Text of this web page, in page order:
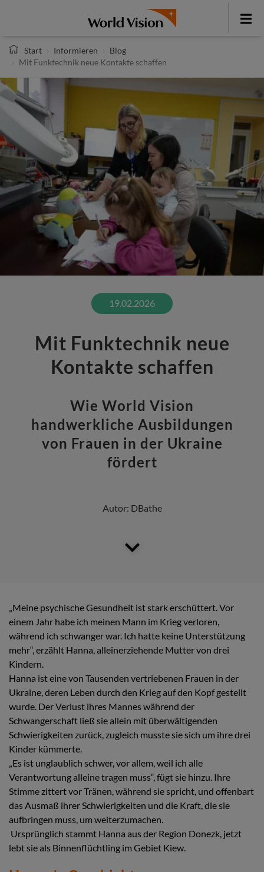
Toggle
Start
Informieren
Blog
Mit Funktechnik neue Kontakte schaffen
19.02.2026
Mit Funktechnik neue
Kontakte schaffen
Wie World Vision
handwerkliche Ausbildungen
von Frauen in der Ukraine
fördert
Autor: DBathe
„Meine psychische Gesundheit ist stark erschüttert. Vor
einem Jahr habe ich meinen Mann im Krieg verloren,
während ich schwanger war. Ich hatte keine Unterstützung
mehr“, erzählt Hanna, alleinerziehende Mutter von drei
Kindern.
Hanna ist eine von Tausenden vertriebenen Frauen in der
Ukraine, deren Leben durch den Krieg auf den Kopf gestellt
wurde. Der Verlust ihres Mannes während der
Schwangerschaft ließ sie allein mit überwältigenden
Schwierigkeiten zurück, zugleich musste sie sich um ihre drei
Kinder kümmerte.
„Es ist unglaublich schwer, vor allem, weil ich alle
Verantwortung alleine tragen muss“, fügt sie hinzu. Ihre
Stimme zittert vor Tränen, während sie spricht, und offenbart
das Ausmaß ihrer Schwierigkeiten und die Kraft, die sie
aufbringen muss, um weiterzumachen.
Ursprünglich stammt Hanna aus der Region Donezk, jetzt
lebt sie als Binnenflüchtling im Gebiet Kiew.